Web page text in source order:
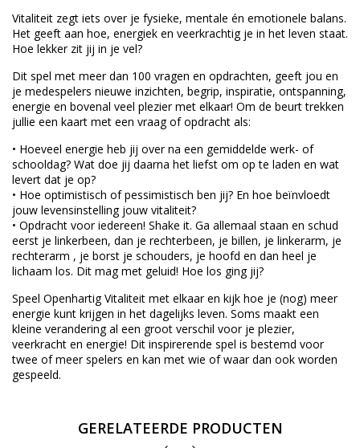
Vitaliteit zegt iets over je fysieke, mentale én emotionele balans.
Het geeft aan hoe, energiek en veerkrachtig je in het leven staat.
Hoe lekker zit jij in je vel?
Dit spel met meer dan 100 vragen en opdrachten, geeft jou en
je medespelers nieuwe inzichten, begrip, inspiratie, ontspanning,
energie en bovenal veel plezier met elkaar! Om de beurt trekken
jullie een kaart met een vraag of opdracht als:
• Hoeveel energie heb jij over na een gemiddelde werk- of
schooldag? Wat doe jij daarna het liefst om op te laden en wat
levert dat je op?
• Hoe optimistisch of pessimistisch ben jij? En hoe beïnvloedt
jouw levensinstelling jouw vitaliteit?
• Opdracht voor iedereen! Shake it. Ga allemaal staan en schud
eerst je linkerbeen, dan je rechterbeen, je billen, je linkerarm, je
rechterarm , je borst je schouders, je hoofd en dan heel je
lichaam los. Dit mag met geluid! Hoe los ging jij?
Speel Openhartig Vitaliteit met elkaar en kijk hoe je (nog) meer
energie kunt krijgen in het dagelijks leven. Soms maakt een
kleine verandering al een groot verschil voor je plezier,
veerkracht en energie! Dit inspirerende spel is bestemd voor
twee of meer spelers en kan met wie of waar dan ook worden
gespeeld.
GERELATEERDE PRODUCTEN